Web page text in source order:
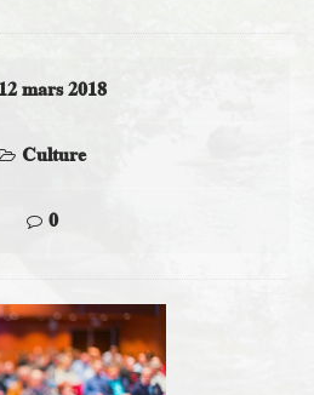
12 mars 2018
Culture
0